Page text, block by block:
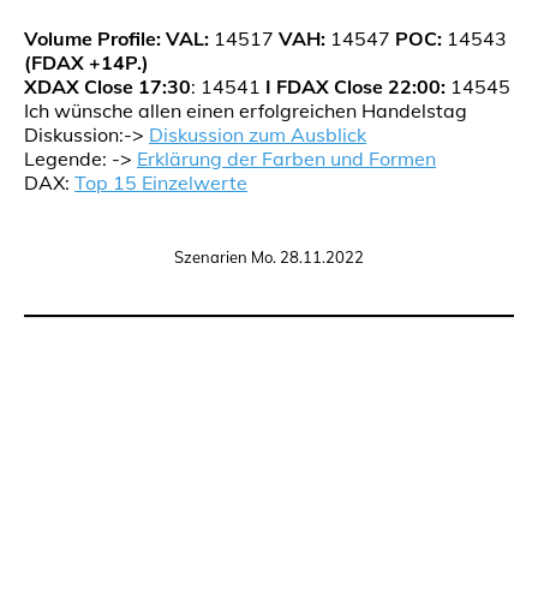
Volume Profile: VAL: 14517 VAH: 14547 POC: 14543
(FDAX +14P.)
XDAX Close 17:30: 14541 I FDAX Close 22:00: 14545
Ich wünsche allen einen erfolgreichen Handelstag
Diskussion:-> Diskussion zum Ausblick
Legende: -> Erklärung der Farben und Formen
DAX: Top 15 Einzelwerte
Szenarien Mo. 28.11.2022